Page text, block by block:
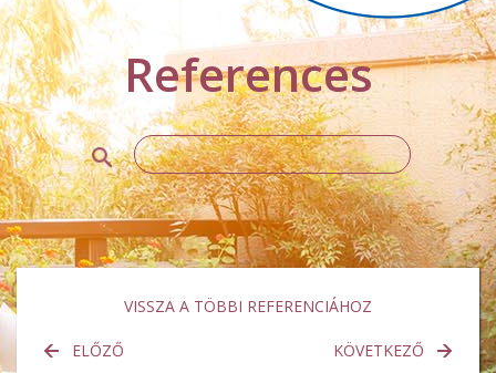
References
VISSZA A TÖBBI REFERENCIÁHOZ
ELŐZŐ KÖVETKEZŐ